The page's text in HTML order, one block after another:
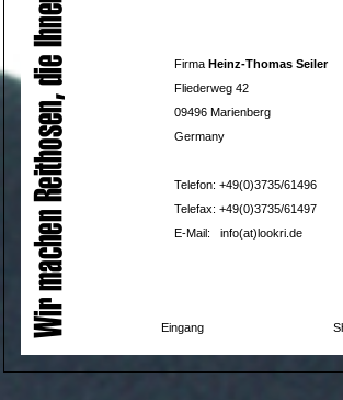
Firma Heinz-Thomas Seiler
Fliederweg 42
09496 Marienberg
Germany
Telefon: +49(0)3735/61496
Telefax: +49(0)3735/61497
E-Mail: info(at)lookri.de
Eingang